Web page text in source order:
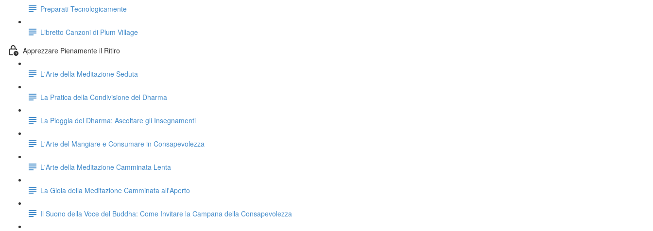
Preparati Tecnologicamente
Libretto Canzoni di Plum Village
Apprezzare Pienamente il Ritiro
L'Arte della Meditazione Seduta
La Pratica della Condivisione del Dharma
La Pioggia del Dharma: Ascoltare gli Insegnamenti
L'Arte del Mangiare e Consumare in Consapevolezza
L'Arte della Meditazione Camminata Lenta
La Gioia della Meditazione Camminata all'Aperto
Il Suono della Voce del Buddha: Come Invitare la Campana della Consapevolezza